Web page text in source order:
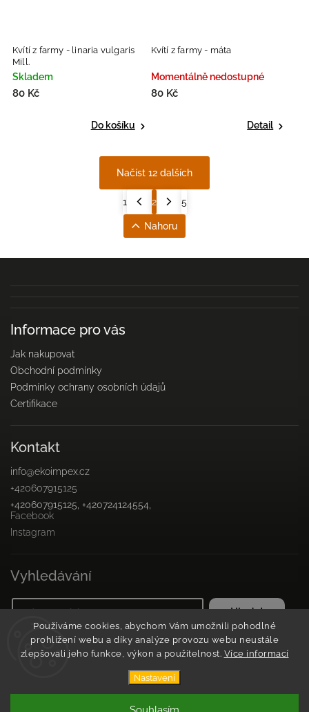
Používáme cookies, abychom Vám umožnili pohodlné
prohlížení webu a díky analýze provozu webu neustále
zlepšovali jeho funkce, výkon a použitelnost. Více informací
Nastavení
Kvítí z farmy - linaria vulgaris
Mill.
Skladem
80 Kč
Do košíku
Kvítí z farmy - máta
Momentálně nedostupné
80 Kč
Detail
Načíst 12 dalších
1 2 5
Nahoru
Informace pro vás
Jak nakupovat
Obchodní podmínky
Podmínky ochrany osobních údajů
Certifikace
Kontakt
info@ekoimpex.cz
+420607915125
+420607915125, +420724124554,
Facebook
Instagram
Vyhledávání
Hledat
Květinová farma v javorové aleji
práva vyhrazena.
VytvořilShoptet| DesignShoptak.cz